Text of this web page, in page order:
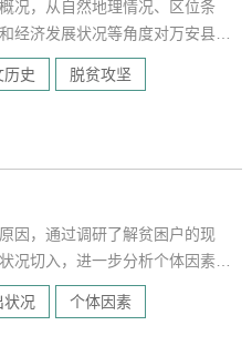
况，从自然地理情况、区位条
经济发展状况等角度对万安县、
，并分析寨下村成为贫困村有个
结合概况对寨下村的发展状况进
历史 脱贫攻坚
因，通过调研了解贫困户的现
况切入，进一步分析个体因素和
困村。
状况 个体因素